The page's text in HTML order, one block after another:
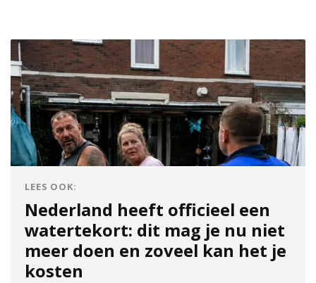
LEES OOK:
Nederland heeft officieel een
watertekort: dit mag je nu niet
meer doen en zoveel kan het je
kosten